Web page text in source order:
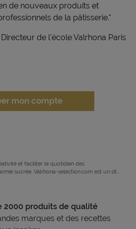
de nouveaux produits et
de la pâtisserie."
de l'école Valrhona Paris
mon compte
et faciliter le quotidien des
sucrée. Valrhona-selection.com est un site
offre complète, grâce à nos 9 marques
au même endroit : Valrhona, Norohy,
La rose Noire, et expédiées en 48h. Nous
des conseils techniques, des fiches
2000 produits de qualité
marques et des recettes